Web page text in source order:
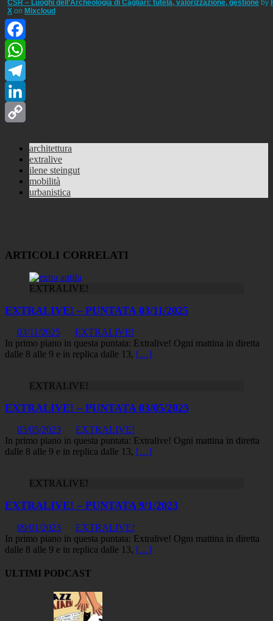
CSR – Luoghi dell’Archeologia di Cagliari: tutela, valorizzazione, gestione by
X on Mixcloud
Facebook
WhatsApp
Telegram
LinkedIn
Link
architettura
extralive
ilene steingut
mobilità
urbanistica
ARTICOLI CORRELATI
EXTRALIVE!
EXTRALIVE! – PUNTATA 03/11/2025
03/11/2025
EXTRALIVE!
In primo piano in questa puntata: Extralive! Ogni mattina in diretta
dalle 8 alle 9 e in replica dalle 13, […]
EXTRALIVE!
EXTRALIVE! – PUNTATA 03/05/2023
03/05/2023
EXTRALIVE!
In primo piano in questa puntata: Extralive! Ogni mattina in diretta
dalle 8 alle 9 e in replica dalle 13, […]
EXTRALIVE!
EXTRALIVE! – PUNTATA 9/1/2023
09/01/2023
EXTRALIVE!
In primo piano in questa puntata: Extralive! Ogni mattina in diretta
dalle 8 alle 9 e in replica dalle 13, […]
ULTIMI PODCAST